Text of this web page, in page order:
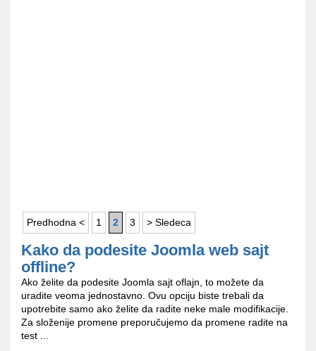
Predhodna < 1 2 3 > Sledeca
Kako da podesite Joomla web sajt
offline?
Ako želite da podesite Joomla sajt oflajn, to možete da
uradite veoma jednostavno. Ovu opciju biste trebali da
upotrebite samo ako želite da radite neke male modifikacije.
Za složenije promene preporučujemo da promene radite na
test ...